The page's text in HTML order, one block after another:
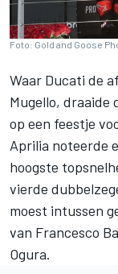
Foto: Gold and Goose
Waar Ducati de
Mugello, draaide
op een feestje
Aprilia noteerde
hoogste
vierde
moest intussen
van Francesco
Ogura.